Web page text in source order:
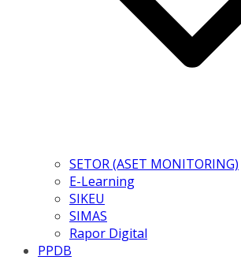
SETOR (ASET MONITORING)
E-Learning
SIKEU
SIMAS
Rapor Digital
PPDB